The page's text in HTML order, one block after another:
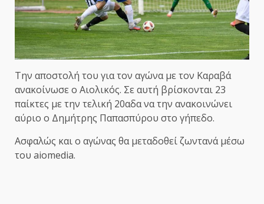
Την αποστολή του για τον αγώνα με τον Καραβά
ανακοίνωσε ο Αιολικός. Σε αυτή βρίσκονται 23
παίκτες με την τελική 20αδα να την ανακοινώνει
αύριο ο Δημήτρης Παπασπύρου στο γήπεδο.
Ασφαλώς και ο αγώνας θα μεταδοθεί ζωντανά μέσω
του aiomedia.